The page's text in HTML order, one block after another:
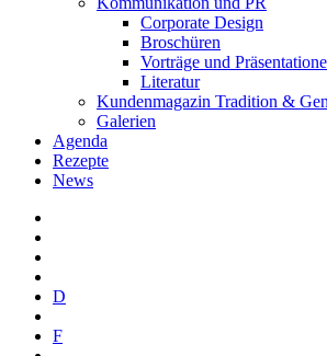
Corporate Design
Broschüren
Vorträge und
Literatur
Kundenmagazin Tradition &
Galerien
Agenda
Rezepte
News
D
F